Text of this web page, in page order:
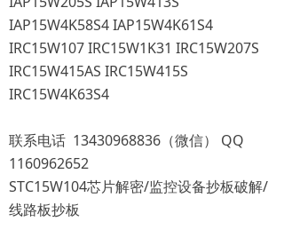
IAP15W4K58S4 IAP15W4K61S4
IRC15W107 IRC15W1K31 IRC15W207S
IRC15W415AS IRC15W415S
IRC15W4K63S4
联系电话 13430968836（微信） QQ
1160962652
STC15W104芯片解密/监控设备抄板破解/
线路板抄板